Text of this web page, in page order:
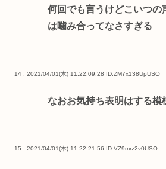
何回でも言うけどこいつの
は噛み合ってなさすぎる
14 : 2021/04/01(木) 11:22:09.28 ID:ZM7x138UpUSO
なおお気持ち表明はする模
15 : 2021/04/01(木) 11:22:21.56 ID:VZ9mrz2v0USO